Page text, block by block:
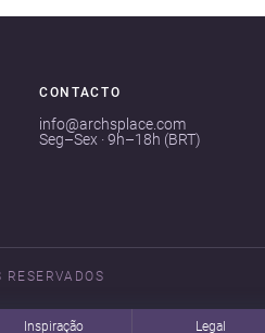
CONTACTO
info@archsplace.com
Seg–Sex · 9h–18h (BRT)
RESERVADOS
Inspiração Legal